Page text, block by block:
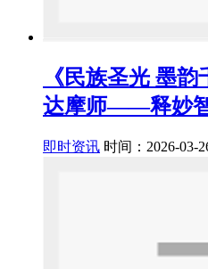
《民族圣光 墨
达摩师——释妙
即时资讯 时间：2026-03-